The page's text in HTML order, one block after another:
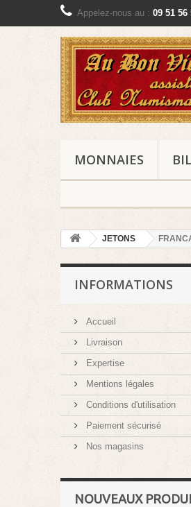
Appelez-nous au : 09 51 56
MONNAIES
JETONS
INFORMATIONS
Accueil
Livraison
Expertise
Mentions légales
Conditions d'utilisation
Paiement sécurisé
Nos magasins
NOUVEAUX